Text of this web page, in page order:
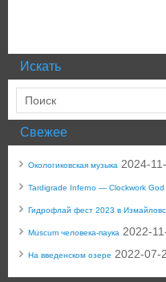
Искать
Свежее
Окологиковская музыка 2024-
Tardigrade Inferno — Clockwork God
Гидрофлай фест 2023 в
Muscum человека-паука 2022-
На введенском озере 2022-07-